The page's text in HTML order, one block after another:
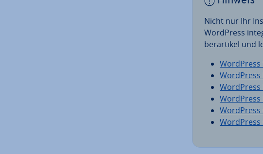
Nicht nur Ihr
WordPress
ber­ar­ti­kel und
WordPress
WordPress
WordPress
WordPress